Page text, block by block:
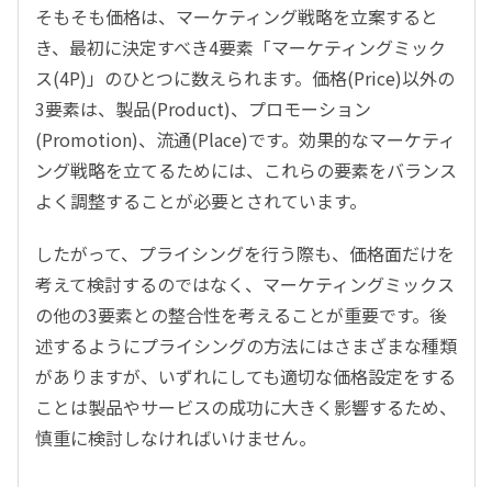
そもそも価格は、マーケティング戦略を立案すると
き、最初に決定すべき4要素「マーケティングミック
ス(4P)」のひとつに数えられます。価格(Price)以外の
3要素は、製品(Product)、プロモーション
(Promotion)、流通(Place)です。効果的なマーケティ
ング戦略を立てるためには、これらの要素をバランス
よく調整することが必要とされています。
したがって、プライシングを行う際も、価格面だけを
考えて検討するのではなく、マーケティングミックス
の他の3要素との整合性を考えることが重要です。後
述するようにプライシングの方法にはさまざまな種類
がありますが、いずれにしても適切な価格設定をする
ことは製品やサービスの成功に大きく影響するため、
慎重に検討しなければいけません。